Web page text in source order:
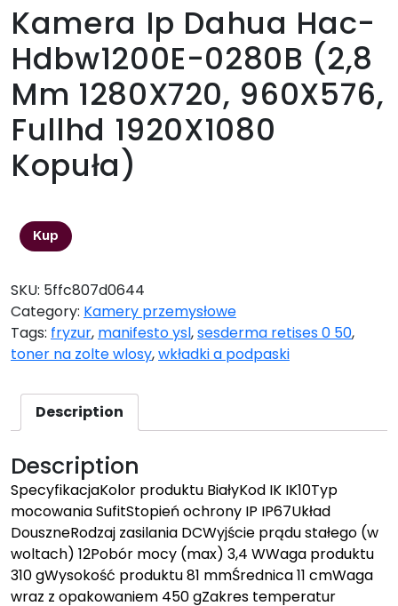
Kamera Ip Dahua Hac-
Hdbw1200E-0280B (2,8
Mm 1280X720, 960X576,
Fullhd 1920X1080
Kopuła)
Kup
SKU: 5ffc807d0644
Category: Kamery przemysłowe
Tags: fryzur, manifesto ysl,sesderma retises 0 50,
toner na zolte wlosy,wkładki a podpaski
Description
Description
SpecyfikacjaKolor produktu BiałyKod IK IK10Typ
mocowania SufitStopień ochrony IP IP67Układ
DouszneRodzaj zasilania DCWyjście prądu stałego (w
woltach) 12Pobór mocy (max) 3,4 WWaga produktu
310 gWysokość produktu 81 mmŚrednica 11 cmWaga
wraz z opakowaniem 450 gZakres temperatur